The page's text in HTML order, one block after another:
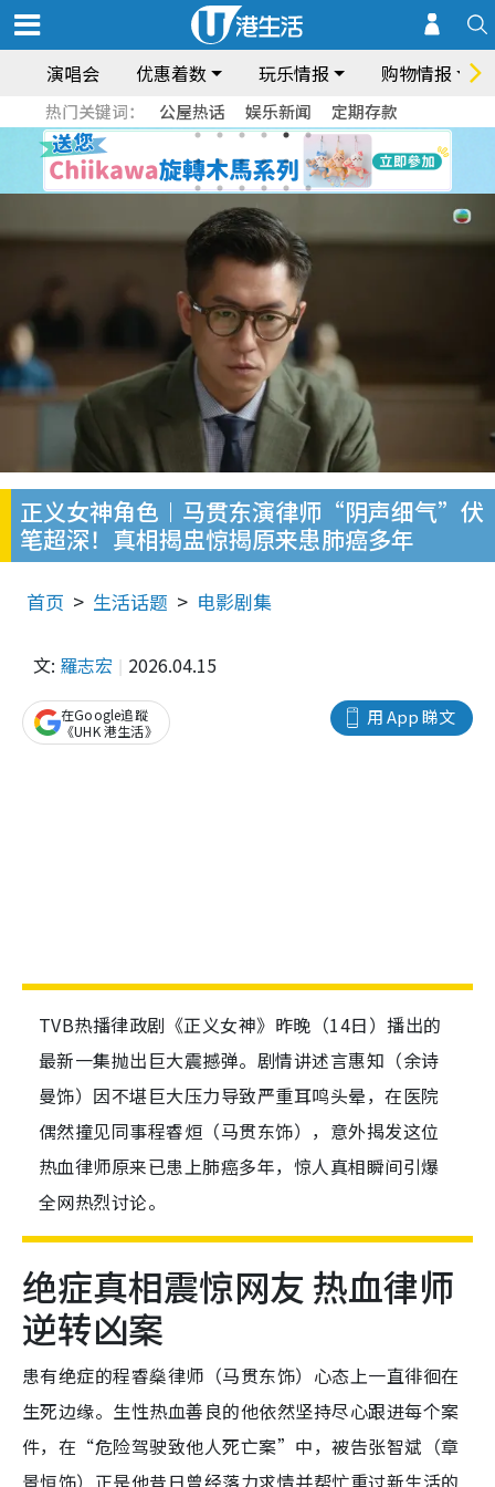
演唱会 优惠着数 玩乐情报 购物情报
热门关键词： 公屋热话 娱乐新闻 定期存款
正义女神角色︱马贯东演律师“阴声细气”伏
笔超深！真相揭盅惊揭原来患肺癌多年
首页 生活话题 电影剧集
文: 羅志宏 2026.04.15
用 App 睇文
在Google追蹤
《UHK 港生活》
TVB热播律政剧《正义女神》昨晚（14日）播出的
最新一集抛出巨大震撼弹。剧情讲述言惠知（余诗
曼饰）因不堪巨大压力导致严重耳鸣头晕，在医院
偶然撞见同事程睿烜（马贯东饰），意外揭发这位
热血律师原来已患上肺癌多年，惊人真相瞬间引爆
全网热烈讨论。
绝症真相震惊网友 热血律师
逆转凶案
患有绝症的程睿燊律师（马贯东饰）心态上一直徘徊在
生死边缘。生性热血善良的他依然坚持尽心跟进每个案
件，在“危险驾驶致他人死亡案”中，被告张智斌（章